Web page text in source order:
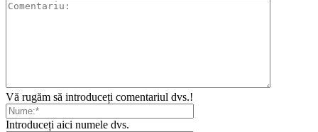
Vă rugăm să introduceți comentariul dvs.!
Introduceți aici numele dvs.